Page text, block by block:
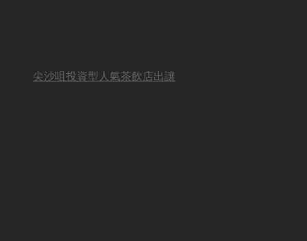
尖沙咀投資型人氣茶飲店出讓